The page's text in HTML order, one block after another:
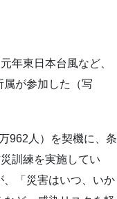
年東日本台風など、
が参加した（写
962人）を契機に、条
訓練を実施してい
、「災害はいつ、いか